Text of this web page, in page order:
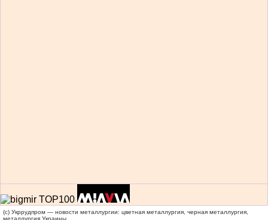
(c) Укррудпром — новости металлургии: цветная металлургия, черная металлургия,